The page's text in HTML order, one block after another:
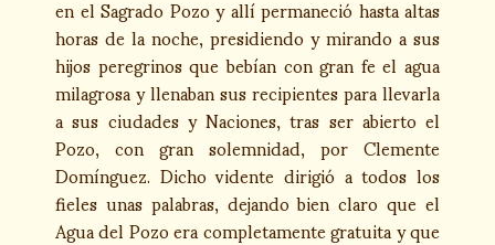
horas de la noche, presidiendo y mirando a sus
hijos peregrinos que bebían con gran fe el agua
milagrosa y llenaban sus recipientes para llevarla
a sus ciudades y Naciones, tras ser abierto el
Pozo, con gran solemnidad, por Clemente
Domínguez. Dicho vidente dirigió a todos los
fieles unas palabras, dejando bien claro que el
Agua del Pozo era completamente gratuita y que